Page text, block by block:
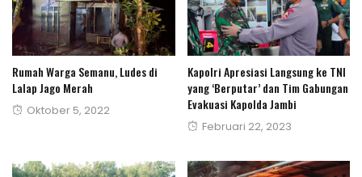
Rumah Warga Semanu, Ludes di
Lalap Jago Merah
Posted
Oktober 5, 2022
Kapolri Apresiasi Langsung ke TNI
yang ‘Berputar’ dan Tim Gabungan
Evakuasi Kapolda Jambi
Posted
Februari 22, 2023